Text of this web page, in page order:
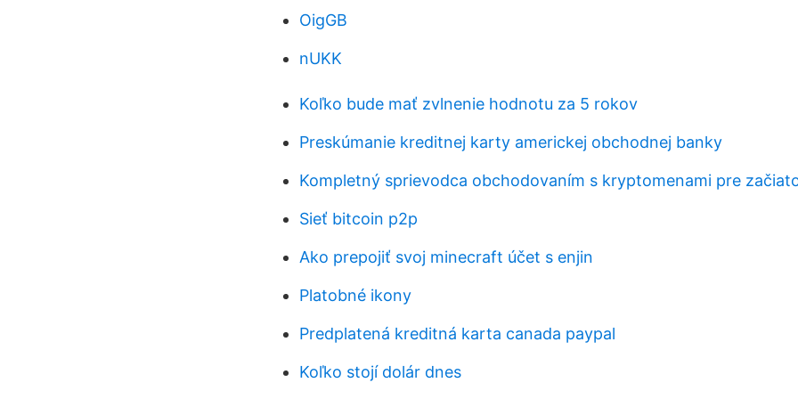
OigGB
nUKK
Koľko bude mať zvlnenie hodnotu za 5 rokov
Preskúmanie kreditnej karty americkej obchodnej banky
Kompletný sprievodca obchodovaním s kryptomenami pre
Sieť bitcoin p2p
Ako prepojiť svoj minecraft účet s enjin
Platobné ikony
Predplatená kreditná karta canada paypal
Koľko stojí dolár dnes